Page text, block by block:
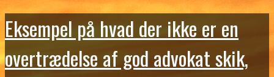
Eksempel på hvad der ikke er en
overtrædelse af god advokat skik,